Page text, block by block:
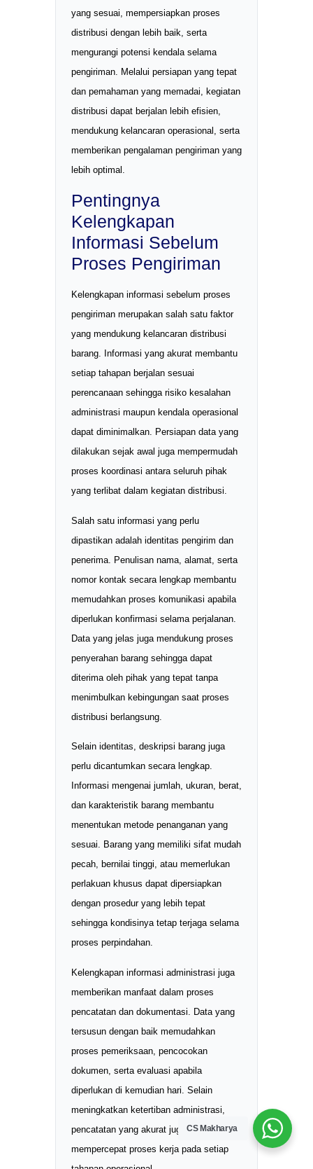
yang sesuai, mempersiapkan proses
distribusi dengan lebih baik, serta
mengurangi potensi kendala selama
pengiriman. Melalui persiapan yang tepat
dan pemahaman yang memadai, kegiatan
distribusi dapat berjalan lebih efisien,
mendukung kelancaran operasional, serta
memberikan pengalaman pengiriman yang
lebih optimal.
Pentingnya
Kelengkapan
Informasi Sebelum
Proses Pengiriman
Kelengkapan informasi sebelum proses
pengiriman merupakan salah satu faktor
yang mendukung kelancaran distribusi
barang. Informasi yang akurat membantu
setiap tahapan berjalan sesuai
perencanaan sehingga risiko kesalahan
administrasi maupun kendala operasional
dapat diminimalkan. Persiapan data yang
dilakukan sejak awal juga mempermudah
proses koordinasi antara seluruh pihak
yang terlibat dalam kegiatan distribusi.
Salah satu informasi yang perlu
dipastikan adalah identitas pengirim dan
penerima. Penulisan nama, alamat, serta
nomor kontak secara lengkap membantu
memudahkan proses komunikasi apabila
diperlukan konfirmasi selama perjalanan.
Data yang jelas juga mendukung proses
penyerahan barang sehingga dapat
diterima oleh pihak yang tepat tanpa
menimbulkan kebingungan saat proses
distribusi berlangsung.
Selain identitas, deskripsi barang juga
perlu dicantumkan secara lengkap.
Informasi mengenai jumlah, ukuran, berat,
dan karakteristik barang membantu
menentukan metode penanganan yang
sesuai. Barang yang memiliki sifat mudah
pecah, bernilai tinggi, atau memerlukan
perlakuan khusus dapat dipersiapkan
dengan prosedur yang lebih tepat
sehingga kondisinya tetap terjaga selama
proses perpindahan.
Kelengkapan informasi administrasi juga
memberikan manfaat dalam proses
pencatatan dan dokumentasi. Data yang
tersusun dengan baik memudahkan
proses pemeriksaan, pencocokan
dokumen, serta evaluasi apabila
diperlukan di kemudian hari. Selain
meningkatkan ketertiban administrasi,
pencatatan yang akurat juga membantu
mempercepat proses kerja pada setiap
CS Makharya